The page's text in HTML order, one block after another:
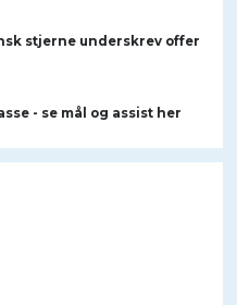
stjerne underskrev offer
- se mål og assist her